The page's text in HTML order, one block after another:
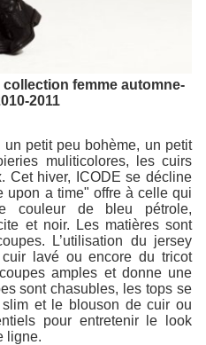
collection femme automne-
2011
un petit peu bohème, un petit
muliticolores, les cuirs
Cet hiver, ICODE se décline
upon a time" offre à celle qui
couleur de bleu pétrole,
et noir. Les matières sont
L’utilisation du jersey
lavé ou encore du tricot
amples et donne une
sont chasubles, les tops se
slim et le blouson de cuir ou
pour entretenir le look
ligne.